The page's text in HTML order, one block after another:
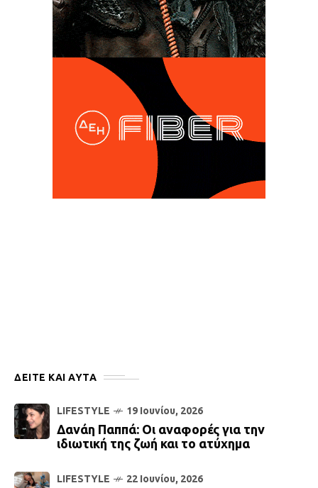
ΔΕΙΤΕ ΚΑΙ ΑΥΤΆ
LIFESTYLE 19 Ιουνίου, 2026
Δανάη Παππά: Οι αναφορές για την
ιδιωτική της ζωή και το ατύχημα
LIFESTYLE 22 Ιουνίου, 2026